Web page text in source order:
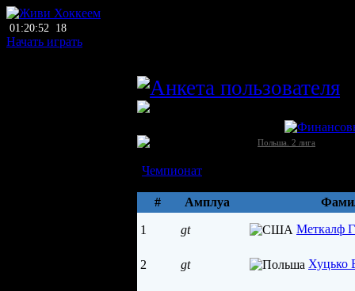
01:20:52 18
Начать играть
Польша. 2 лига
Чемпионат
#
Амплуа
1 gt Меткалф
2 gt Хуцько